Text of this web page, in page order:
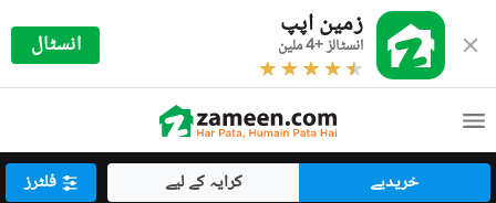
زمین اپپ
انسٹالز +4 ملین انسٹال
خریدیے کرایہ کے لیے فلٹرز